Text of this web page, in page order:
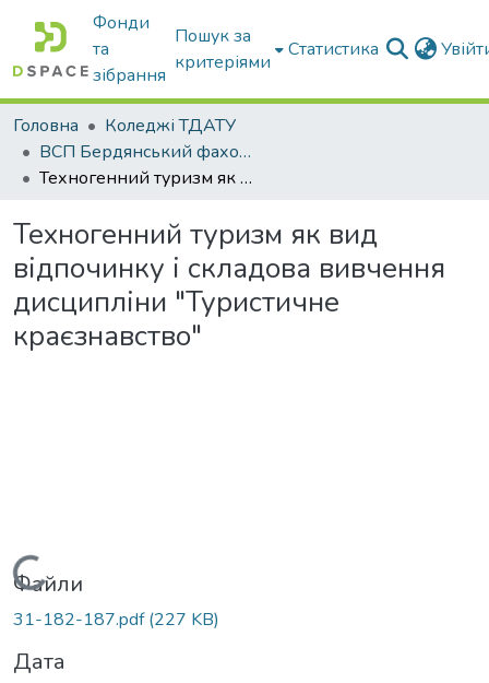
Фонди
та
зібрання
Пошук за
критеріями
Статистика
Головна
Коледжі ТДАТУ
ВСП Бердянський фаховий коледж ТДАТУ
Техногенний туризм як вид відпочинку і складова вивчення дисципліни "Туристичне краєзнавство"
Техногенний туризм як вид
відпочинку і складова вивчення
дисципліни "Туристичне
краєзнавство"
Вантажиться...
Файли
31-182-187.pdf(227 KB)
Дата